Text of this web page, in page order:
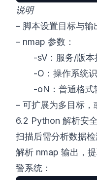
说明
– 脚本设置目标与输
– nmap 参数：
-sV：服务/版本
-O：操作系统识
-oN：普通格式
– 可扩展为多目标，
6.2 Python 解析安
扫描后需分析数据
解析 nmap 输出，
警系统：